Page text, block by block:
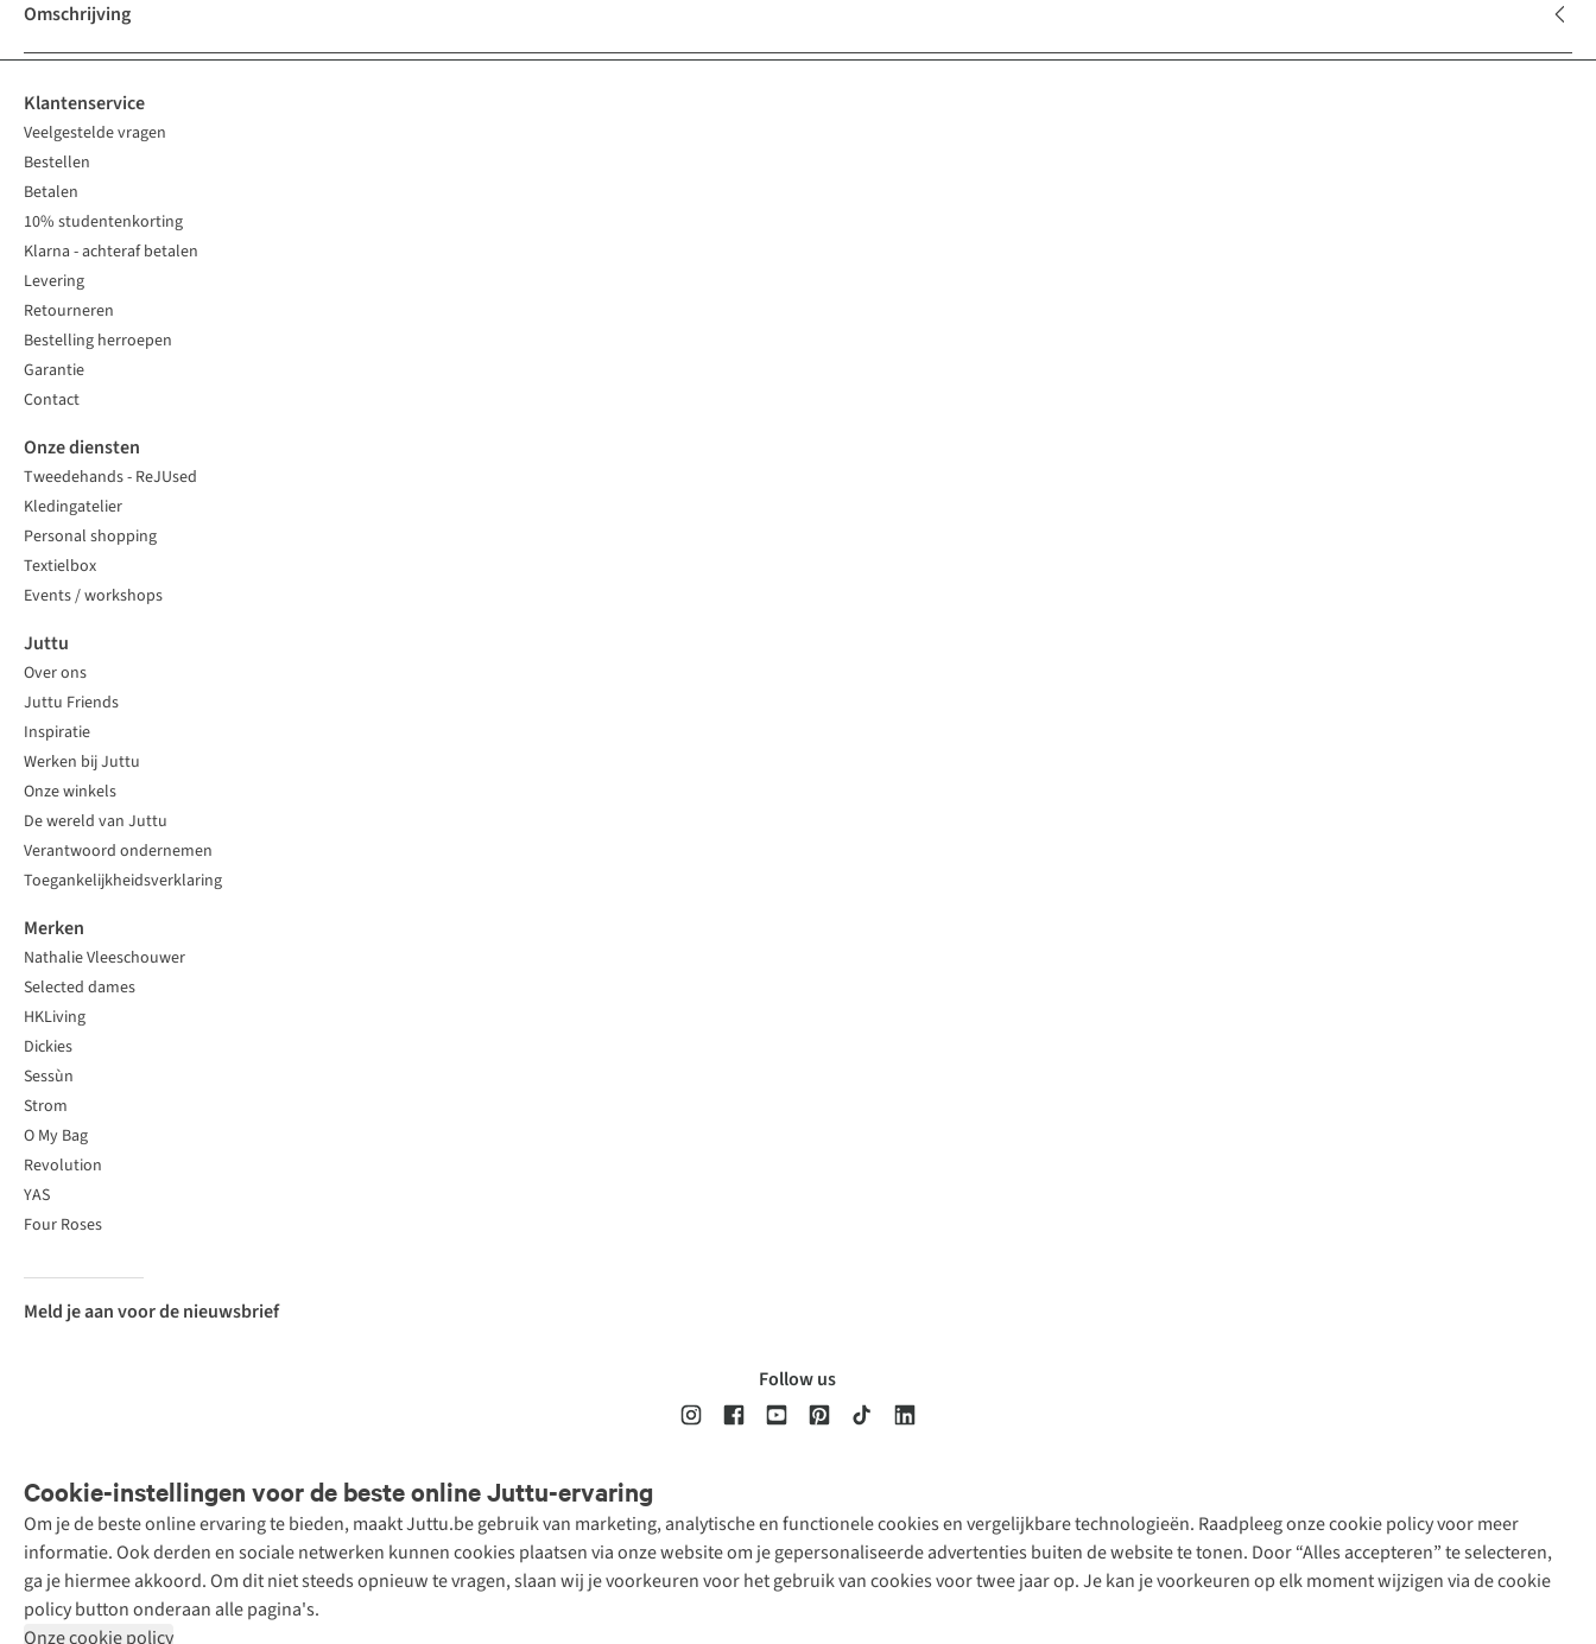
Omschrijving
Cookie-instellingen voor de beste online Juttu-ervaring
Om je de beste online ervaring te bieden, maakt Juttu.be gebruik van marketing, analytische en functionele cookies en vergelijkbare technologieën. Raadpleeg onze cookie policy voor meer
informatie. Ook derden en sociale netwerken kunnen cookies plaatsen via onze website om je gepersonaliseerde advertenties buiten de website te tonen. Door “Alles accepteren” te selecteren,
ga je hiermee akkoord. Om dit niet steeds opnieuw te vragen, slaan wij je voorkeuren voor het gebruik van cookies voor twee jaar op. Je kan je voorkeuren op elk moment wijzigen via de cookie
policy button onderaan alle pagina's.
Onze cookie policy
Klantenservice
Veelgestelde vragen
Bestellen
Betalen
10% studentenkorting
Klarna - achteraf betalen
Levering
Retourneren
Bestelling herroepen
Garantie
Contact
Onze diensten
Tweedehands - ReJUsed
Kledingatelier
Personal shopping
Textielbox
Events / workshops
Juttu
Over ons
Juttu Friends
Inspiratie
Werken bij Juttu
Onze winkels
De wereld van Juttu
Verantwoord ondernemen
Toegankelijkheidsverklaring
Merken
Nathalie Vleeschouwer
Selected dames
HKLiving
Dickies
Sessùn
Strom
O My Bag
Revolution
YAS
Four Roses
Meld je aan voor de nieuwsbrief
Follow us
Disclaimer Privacy Policy
Retail Concepts
N.V.,
Smallandlaan
9, 2660